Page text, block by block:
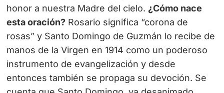
honor a nuestra Madre del cielo. ¿Cómo nace
esta oración? Rosario significa “corona de
rosas” y Santo Domingo de Guzmán lo recibe de
manos de la Virgen en 1914 como un poderoso
instrumento de evangelización y desde
entonces también se propaga su devoción. Se